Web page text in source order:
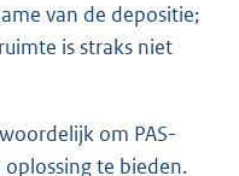
van de depositie;
is straks niet
om PAS-
te bieden.